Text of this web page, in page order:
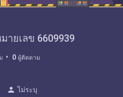
ายเลข 6609939
0 ผู้ติดตาม
person ไม่ระบุ